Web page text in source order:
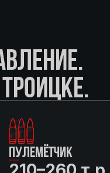
ПУЛЕМЁТЧИК